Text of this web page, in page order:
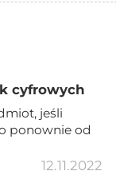
cyfrowych
jeśli
ponownie od
12.11.2022